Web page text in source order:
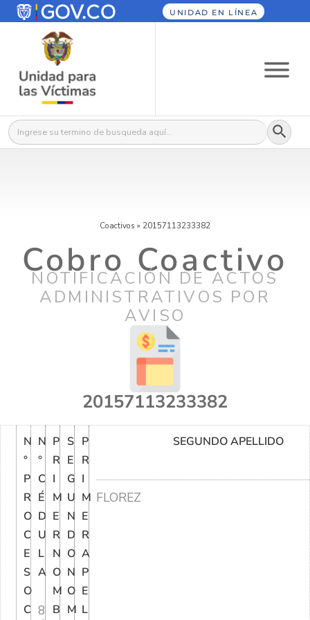
UNIDAD EN LÍNEA
Buscar: Botón
Coactivos » 20157113233382
Cobro Coactivo
NOTIFICACIÓN DE ACTOS
ADMINISTRATIVOS POR
AVISO
20157113233382
N
°
P
R
O
C
E
S
O
C
N
°
C
É
D
U
L
A
8
P
R
I
M
E
R
N
O
M
B
S
E
G
U
N
D
O
N
O
M
P
R
I
M
E
R
A
P
E
L
SEGUNDO APELLIDO
FLOREZ